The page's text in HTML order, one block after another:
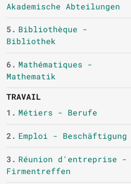
Akademische Abteilungen
5. Bibliothèque -
Bibliothek
6. Mathématiques -
Mathematik
TRAVAIL
1. Métiers - Berufe
2. Emploi - Beschäftigung
3. Réunion d'entreprise -
Firmentreffen